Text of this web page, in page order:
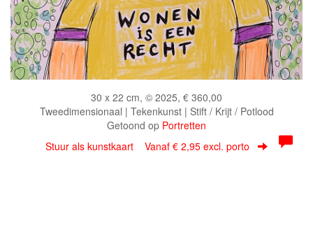
30 x 22 cm, © 2025, € 360,00
Tweedimensionaal | Tekenkunst | Stift / Krijt / Potlood
Getoond op Portretten
Stuur als kunstkaart Vanaf € 2,95 excl. porto